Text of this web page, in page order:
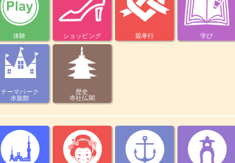
体験 ショッピング 親孝行 学び
テーマパーク
水族館
歴史
寺社仏閣